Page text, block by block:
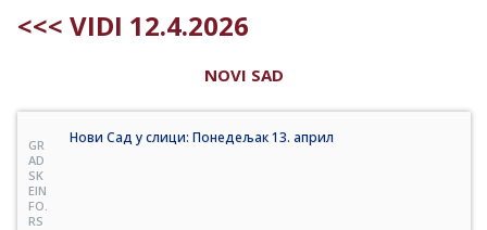
<<< VIDI 12.4.2026
NOVI SAD
GR
AD
SK
EIN
FO.
RS
Нови Сад у слици: Понедељак 13. април